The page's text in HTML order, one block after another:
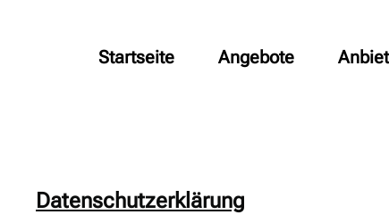
Startseite Angebote
Datenschutzerklärung